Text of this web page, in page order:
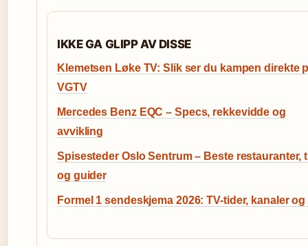
IKKE GA GLIPP AV DISSE
Klemetsen Løke TV: Slik ser du kampen direkte
VGTV
Mercedes Benz EQC – Specs, rekkevidde og
avvikling
Spisesteder Oslo Sentrum – Beste restauranter,
og guider
Formel 1 sendeskjema 2026: TV-tider, kanaler og